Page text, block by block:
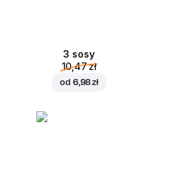
3 sosy
10,47 zł
od 6,98 zł